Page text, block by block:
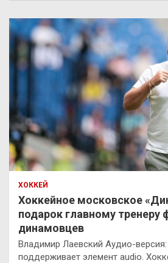
ХОККЕЙ
Хоккейное московское
подарок главному тренеру
динамовцев
Владимир Лаевский Аудио-
поддерживает элемент audio.